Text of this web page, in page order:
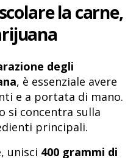
la carne,
degli
, è essenziale avere
e a portata di mano.
si concentra sulla
principali.
unisci 400 grammi di